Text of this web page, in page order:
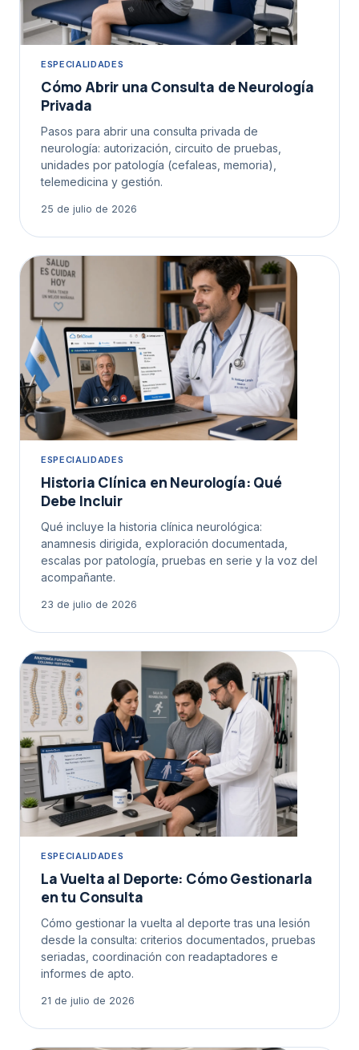
ESPECIALIDADES
Cómo Abrir una Consulta de Neurología
Privada
Pasos para abrir una consulta privada de
neurología: autorización, circuito de pruebas,
unidades por patología (cefaleas, memoria),
telemedicina y gestión.
25 de julio de 2026
ESPECIALIDADES
Historia Clínica en Neurología: Qué
Debe Incluir
Qué incluye la historia clínica neurológica:
anamnesis dirigida, exploración documentada,
escalas por patología, pruebas en serie y la voz del
acompañante.
23 de julio de 2026
ESPECIALIDADES
La Vuelta al Deporte: Cómo Gestionarla
en tu Consulta
Cómo gestionar la vuelta al deporte tras una lesión
desde la consulta: criterios documentados, pruebas
seriadas, coordinación con readaptadores e
informes de apto.
21 de julio de 2026